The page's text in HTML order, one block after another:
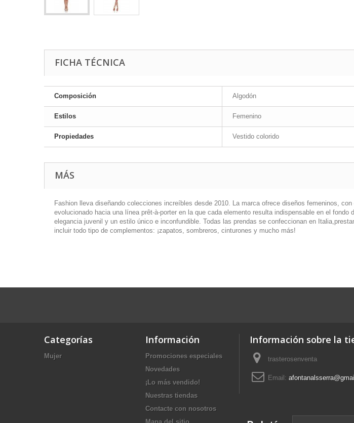
FICHA TÉCNICA
Composición Algodón
Estilos Femenino
Propiedades Vestido colorido
MÁS
Fashion lleva diseñando colecciones increíbles desde 2010. La marca ofrece diseños femeninos,
evolucionado hacia una línea prêt-à-porter en la que cada elemento resulta indispensable en el
elegancia juvenil y un estilo único e inconfundible. Todas las prendas se confeccionan en
incluir todo tipo de complementos: ¡zapatos, sombreros, cinturones y mucho más!
Categorías
Mujer
Información
Promociones especiales
Novedades
¡Lo más vendido!
Nuestras tiendas
Contacte con nosotros
Información sobre la
trasterosenventa
Email: